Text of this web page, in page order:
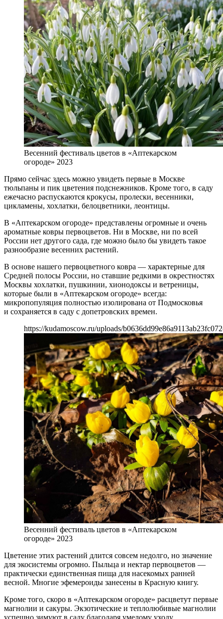
Весенний фестиваль цветов в «Аптекарском
огороде» 2023
Прямо сейчас здесь можно увидеть первые в Москве
тюльпаны и пик цветения подснежников. Кроме того, в саду
ежечасно распускаются крокусы, пролески, весенники,
цикламены, хохлатки, белоцветники, леонтицы.
В «Аптекарском огороде» представлены огромные и очень
ароматные ковры первоцветов. Ни в Москве, ни по всей
России нет другого сада, где можно было бы увидеть такое
разнообразие весенних растений.
В основе нашего первоцветного ковра — характерные для
Средней полосы России, но ставшие редкими в окрестностях
Москвы хохлатки, пушкинии, хионодоксы и ветреницы,
которые были в «Аптекарском огороде» всегда:
микропопуляция полностью изолирована от Подмосковья
и сохраняется в саду с допетровских времен.
https://kudamoscow.ru/uploads/
Весенний фестиваль цветов в «Аптекарском
огороде» 2023
Цветение этих растений длится совсем недолго, но значение
для экосистемы огромно. Пыльца и нектар первоцветов —
практически единственная пища для насекомых ранней
весной. Многие эфемероиды занесены в Красную книгу.
Кроме того, скоро в «Аптекарском огороде» расцветут первые
магнолии и сакуры. Экзотические и теплолюбивые магнолии
успешно зимуют в саду благодаря умелому уходу